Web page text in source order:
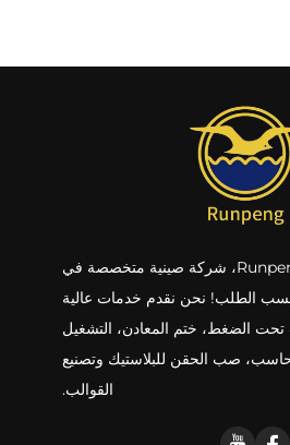
مرحبا بكم في Runpeng، شركة صينية متخصصة في
الطلب! نحن نقدم خدمات عالية
الضغط، ختم المعادن، التشغيل
صب الحقن للبلاستيك وتصنيع
القوالب.